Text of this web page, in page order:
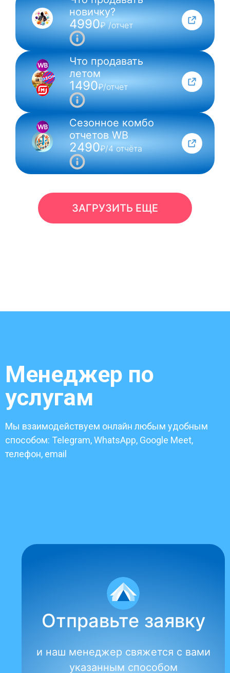
NEW
новичку?
4990₽ /отчет
Что продавать
летом
1490₽/отчет
Сезонное комбо
отчетов WB
2490₽/4 отчёта
ЗАГРУЗИТЬ ЕЩЕ
Менеджер по
услугам
Мы взаимодействуем онлайн любым удобным
способом: Telegram, WhatsApp, Google Meet,
телефон, email
Отправьте заявку
и наш менеджер свяжется с вами
указанным способом